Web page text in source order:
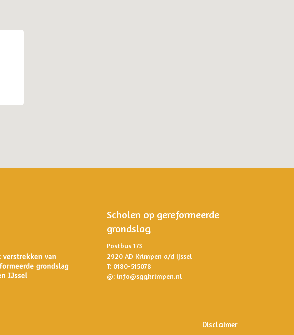
Scholen op gereformeerde
grondslag
Postbus 173
2920 AD Krimpen a/d IJssel
T: 0180-515078
@: info@sggkrimpen.nl
Disclaimer